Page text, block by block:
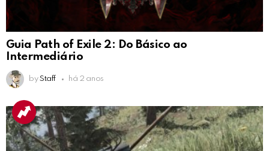
Guia Path of Exile 2: Do Básico ao
Intermediário
by Staff há 2 anos